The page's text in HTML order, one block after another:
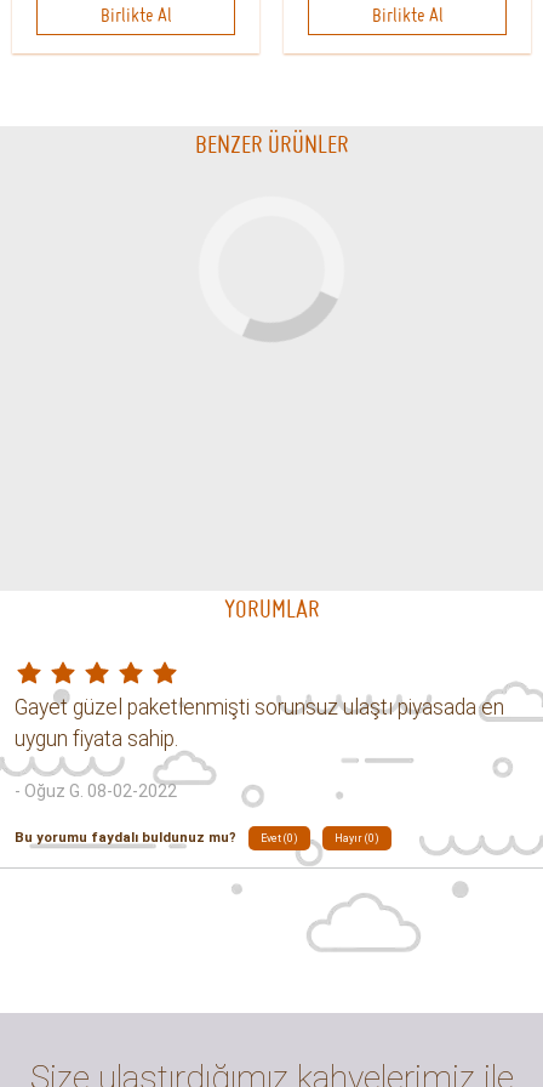
Birlikte Al Birlikte Al
BENZER ÜRÜNLER
YORUMLAR
Gayet güzel paketlenmişti sorunsuz ulaştı piyasada en
uygun fiyata sahip.
- Oğuz G. 08-02-2022
Bu yorumu faydalı buldunuz mu? Evet (0) Hayır (0)
Size ulaştırdığımız kahvelerimiz ile